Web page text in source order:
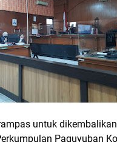
untuk
Paguyuban